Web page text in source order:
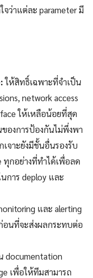
ว่าแต่ละ parameter มี
ให้สิทธิ์เฉพาะที่จำเป็น
network access
ให้เหลือน้อยที่สุด
องการป้องกันไม่พึ่งพา
เจาะยังมีชั้นอื่นรองรับ
ทุกอย่างที่ทำได้เพื่อลด
การ deploy และ
และ alerting
นที่จะส่งผลกระทบต่อ
documentation
เพื่อให้ทีมสามารถ